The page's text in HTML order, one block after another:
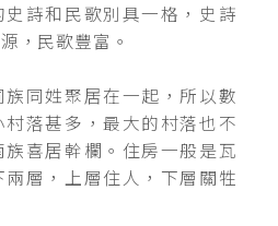
詩和民歌別具一格，史詩
，民歌豐富。
同姓聚居在一起，所以數
落甚多，最大的村落也不
喜居幹欄。住房一般是瓦
層，上層住人，下層關牲